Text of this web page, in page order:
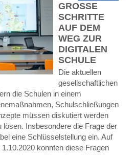
GROSSE S
CHRITTE A
UF DEM W
EG ZUR D
IGITALEN S
CHULE
Die aktuellen
gesellschaftlichen
die Schulen in einem
Schulschließungen
müssen diskutiert werden
lösen. Insbesondere die Frage der
eine Schlüsselstellung ein. Auf
konnten diese Fragen